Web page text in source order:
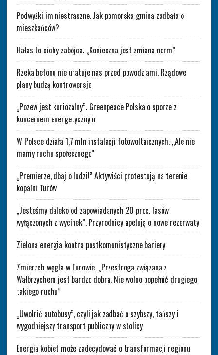
Podwyżki im niestraszne. Jak pomorska gmina zadbała o
mieszkańców?
Hałas to cichy zabójca. „Konieczna jest zmiana norm”
Rzeka betonu nie uratuje nas przed powodziami. Rządowe
plany budzą kontrowersje
„Pozew jest kuriozalny”. Greenpeace Polska o sporze z
koncernem energetycznym
W Polsce działa 1,7 mln instalacji fotowoltaicznych. „Ale nie
mamy ruchu społecznego”
„Premierze, dbaj o ludzi!” Aktywiści protestują na terenie
kopalni Turów
„Jesteśmy daleko od zapowiadanych 20 proc. lasów
wyłączonych z wycinek”. Przyrodnicy apelują o nowe rezerwaty
Zielona energia kontra postkomunistyczne bariery
Zmierzch węgla w Turowie. „Przestroga związana z
Wałbrzychem jest bardzo dobra. Nie wolno popełnić drugiego
takiego ruchu”
„Uwolnić autobusy”, czyli jak zadbać o szybszy, tańszy i
wygodniejszy transport publiczny w stolicy
Energia kobiet może zadecydować o transformacji regionu